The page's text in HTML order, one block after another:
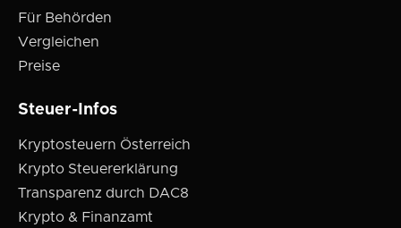
Für Behörden
Vergleichen
Preise
Steuer-Infos
Kryptosteuern Österreich
Krypto Steuererklärung
Transparenz durch DAC8
Krypto & Finanzamt